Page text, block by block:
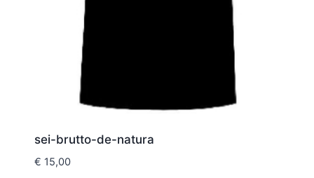
sei-brutto-de-natura
€ 15,00